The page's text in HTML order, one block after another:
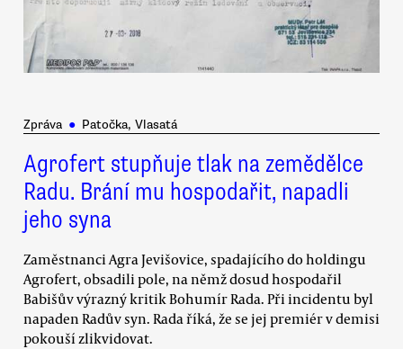
Zpráva ● Patočka, Vlasatá
Agrofert stupňuje tlak na zemědělce
Radu. Brání mu hospodařit, napadli
jeho syna
Zaměstnanci Agra Jevišovice, spadajícího do holdingu
Agrofert, obsadili pole, na němž dosud hospodařil
Babišův výrazný kritik Bohumír Rada. Při incidentu byl
napaden Radův syn. Rada říká, že se jej premiér v demisi
pokouší zlikvidovat.